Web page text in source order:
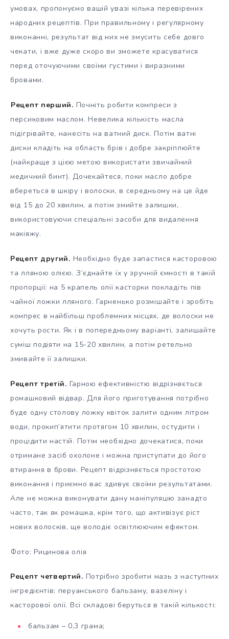
умовах, пропонуємо вашій увазі кілька перевірених
народних рецептів. При правильному і регулярному
виконанні, результат від них не змусить себе довго
чекати, і вже дуже скоро ви зможете красуватися
перед оточуючими своїми густими і виразними
бровами.
Рецепт перший. Почніть робити компреси з
персиковим маслом. Невелика кількість масла
підігрівайте, нанесіть на ватний диск. Потім ватні
диски кладіть на область брів і добре закріплюйте
(найкраще з цією метою використати звичайний
медичний бинт). Дочекайтеся, поки масло добре
вбереться в шкіру і волоски, в середньому на це йде
від 15 до 20 хвилин, а потім змийте залишки,
використовуючи спеціальні засоби для видалення
макіяжу.
Рецепт другий. Необхідно буде запастися касторовою
та лляною олією. З’єднайте їх у зручній ємності в такій
пропорції: на 5 крапель олії касторки покладіть пів
чайної ложки лляного. Гарненько розмішайте і зробіть
компрес в найбільш проблемних місцях, де волоски не
хочуть рости. Як і в попередньому варіанті, залишайте
суміш подіяти на 15-20 хвилин, а потім ретельно
змивайте її залишки.
Рецепт третій. Гарною ефективністю відрізняється
ромашковий відвар. Для його приготування потрібно
буде одну столову ложку квіток залити одним літром
води, прокип’ятити протягом 10 хвилин, остудити і
процідити настій. Потім необхідно дочекатися, поки
отримане засіб охолоне і можна приступати до його
втирання в брови. Рецепт відрізняється простотою
виконання і приємно вас здивує своїми результатами.
Але не можна виконувати дану маніпуляцію занадто
часто, так як ромашка, крім того, що активізує ріст
нових волосків, ще володіє освітлюючим ефектом.
Фото: Рицинова олія
Рецепт четвертий. Потрібно зробити мазь з наступних
інгредієнтів: перуанського бальзаму, вазеліну і
касторової олії. Всі складові беруться в такій кількості:
бальзам – 0,3 грама;